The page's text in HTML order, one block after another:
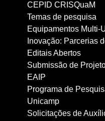
CEPID CRISQuaM
Temas de pesquisa
Equipamentos Multi-
Inovação: Parcerias
Editais Abertos
Submissão de
EAIP
Programa de
Unicamp
Solicitações de